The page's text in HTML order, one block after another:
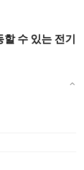
수 있는 전기